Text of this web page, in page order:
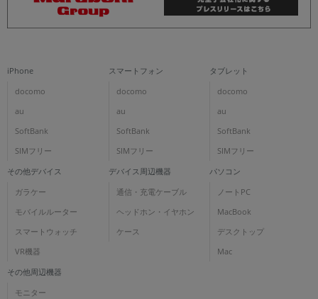
iPhone
docomo
au
SoftBank
SIMフリー
スマートフォン
docomo
au
SoftBank
SIMフリー
タブレット
docomo
au
SoftBank
SIMフリー
その他デバイス
ガラケー
モバイルルーター
スマートウォッチ
VR機器
デバイス周辺機器
通信・充電ケーブル
ヘッドホン・イヤホン
ケース
パソコン
ノートPC
MacBook
デスクトップ
Mac
その他周辺機器
モニター